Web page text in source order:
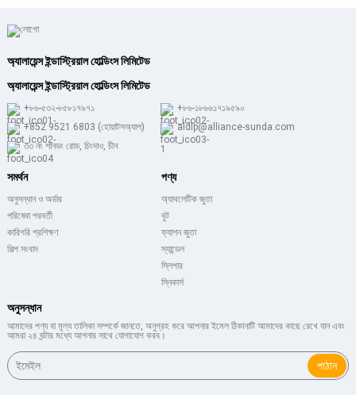
অ্যালায়েন্স ইন্ডাস্ট্রিয়াল হোল্ডিংস লিমিটেড
অ্যালায়েন্স ইন্ডাস্ট্রিয়াল হোল্ডিংস লিমিটেড
+৮৬-৫৩২-৮৫৮১৭৯৭১
+৮৬-১৮৬৬১৭১৯৫৯০
+852 9521 6803 (হোয়াটসঅ্যাপ)
aldlp@alliance-sunda.com
৩৩ নং শানডং রোড, চিংদাও, চীন
সমর্থন
অনুসন্ধান ও অর্ডার
পরিষেবা পরবর্তী
কারিগরি প্রশিক্ষণ
শিল্প সংবাদ
পণ্য
অ্যাথলেটিক জুতা
বুট
ফ্যাশন জুতা
স্যান্ডেল
স্লিপার
স্নিকার্স
অনুসন্ধান
আমাদের পণ্য বা মূল্য তালিকা সম্পর্কে জানতে, অনুগ্রহ করে আপনার ইমেল ঠিকানাটি আমাদের কাছে রেখে যান এবং
আমরা ২৪ ঘন্টার মধ্যে আপনার সাথে যোগাযোগ করব।
পাঠান